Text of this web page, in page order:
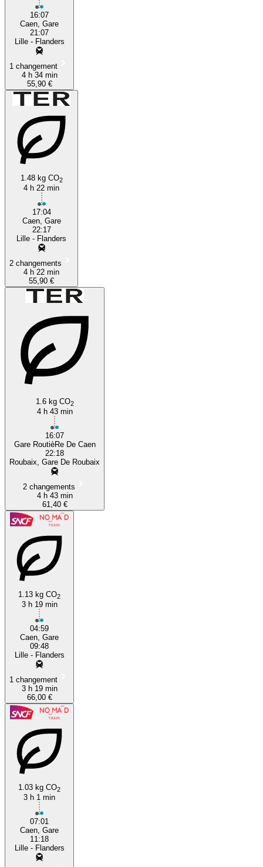
Caen
16:07
Caen, Gare
21:07
Lille - Flanders
1 changement
4 h 34 min
55,90 €
1.48 kg CO2
4 h 22 min
17:04
Caen, Gare
22:17
Lille - Flanders
2 changements
4 h 22 min
55,90 €
1.6 kg CO2
4 h 43 min
16:07
Gare RoutièRe De Caen
22:18
Roubaix, Gare De Roubaix
2 changements
4 h 43 min
61,40 €
1.13 kg CO2
3 h 19 min
04:59
Caen, Gare
09:48
Lille - Flanders
1 changement
3 h 19 min
66,00 €
1.03 kg CO2
3 h 1 min
07:01
Caen, Gare
11:18
Lille - Flanders